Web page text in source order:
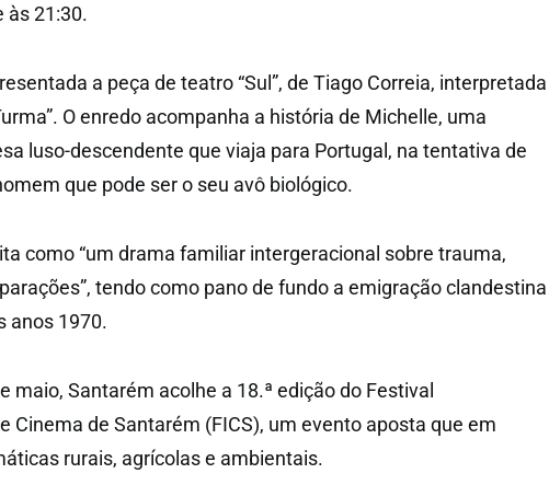
às 21:30.
a peça de teatro “Sul”, de Tiago Correia, interpretada
O enredo acompanha a história de Michelle, uma
luso-descendente que viaja para Portugal, na tentativa de
que pode ser o seu avô biológico.
como “um drama familiar intergeracional sobre trauma,
tendo como pano de fundo a emigração clandestina
anos 1970.
maio, Santarém acolhe a 18.ª edição do Festival
Cinema de Santarém (FICS), um evento aposta que em
rurais, agrícolas e ambientais.